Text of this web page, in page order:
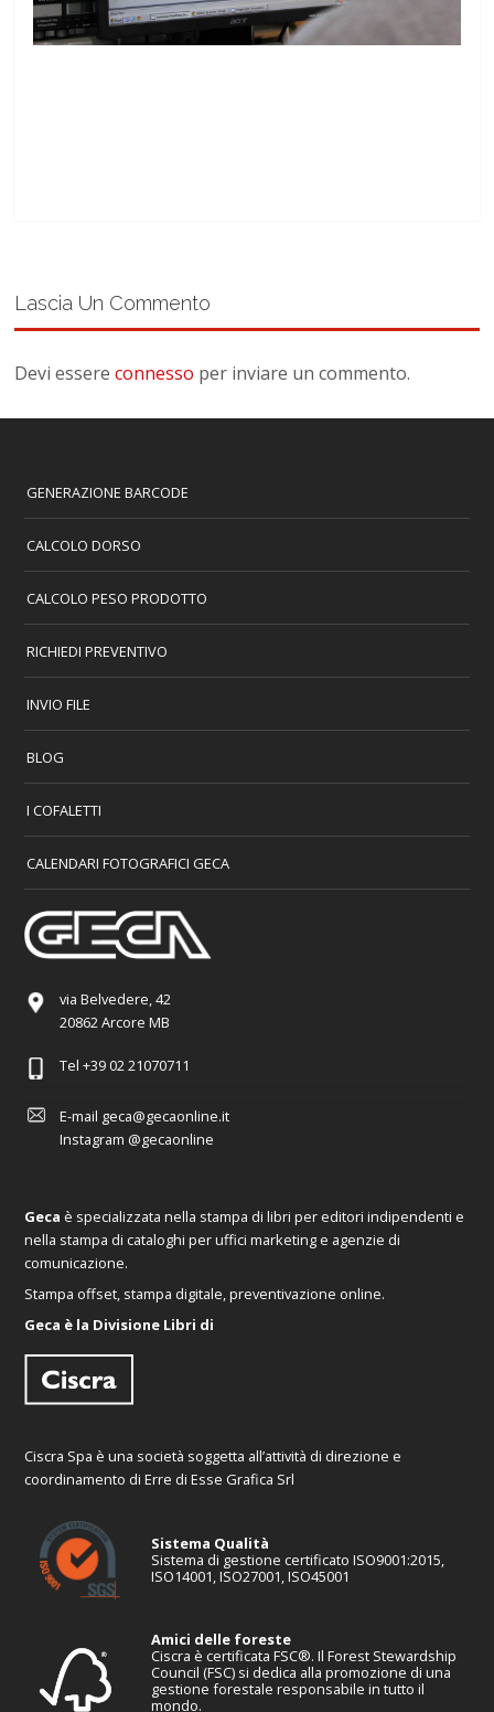
Lascia Un Commento
Devi essereconnesso per inviare un commento.
GENERAZIONE BARCODE
CALCOLO DORSO
CALCOLO PESO PRODOTTO
RICHIEDI PREVENTIVO
INVIO FILE
BLOG
I COFALETTI
CALENDARI FOTOGRAFICI GECA
via Belvedere, 42
20862 Arcore MB
Tel +39 02 21070711
E-mail geca@gecaonline.it
Instagram @gecaonline
Geca è specializzata nella stampa di libri per editori indipendenti e
nella stampa di cataloghi per uffici marketing e agenzie di
comunicazione.
Stampa offset, stampa digitale, preventivazione online.
Geca è la Divisione Libri di
Ciscra Spa è una società soggetta all’attività di direzione e
coordinamento di Erre di Esse Grafica Srl
Sistema Qualità
Sistema di gestione certificato ISO9001:2015,
ISO14001, ISO27001, ISO45001
Amici delle foreste
Ciscra è certificata FSC®. Il Forest Stewardship
Council (FSC) si dedica alla promozione di una
gestione forestale responsabile in tutto il
mondo.